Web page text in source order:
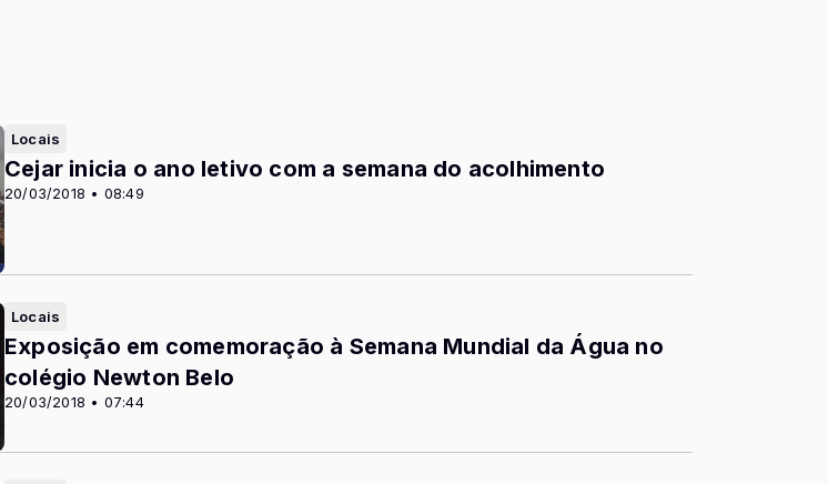
Locais
20/03/2018 • 08:49
Cejar inicia o ano letivo com a semana do acolhimento
Locais
20/03/2018 • 07:44
Exposição em comemoração à Semana Mundial da Água no
colégio Newton Belo